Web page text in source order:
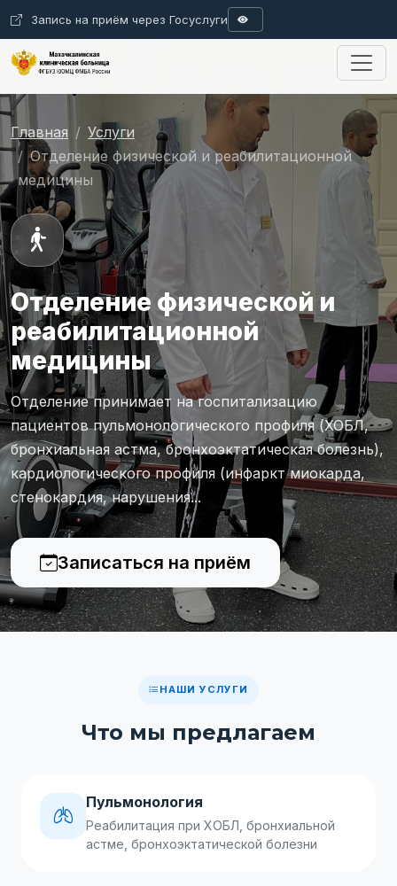
Запись на приём через Госуслуги
A Ц
Интервал Аб
Сбросить
Главная
Услуги
Отделение физической и реабилитационной
медицины
Отделение физической и
реабилитационной
медицины
Отделение принимает на госпитализацию
пациентов пульмонологического профиля (ХОБЛ,
бронхиальная астма, бронхоэктатическая болезнь),
кардиологического профиля (инфаркт миокарда,
стенокардия, нарушения...
Записаться на приём
НАШИ УСЛУГИ
Что мы предлагаем
Пульмонология
Реабилитация при ХОБЛ, бронхиальной
астме, бронхоэктатической болезни